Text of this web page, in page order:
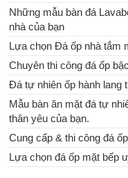
Những mẫu bàn đá
nhà của bạn
Lựa chọn Đá ốp nhà tắm
Chuyên thi công đá ốp
Đá tự nhiên ốp hành lang
Mẫu bàn ăn mặt đá tự
thân yêu của bạn.
Cung cấp & thi công đá
Lựa chọn đá ốp mặt bếp